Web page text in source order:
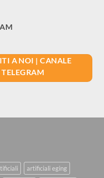
A NOI | CANALE
TELEGRAM
artificiali eging